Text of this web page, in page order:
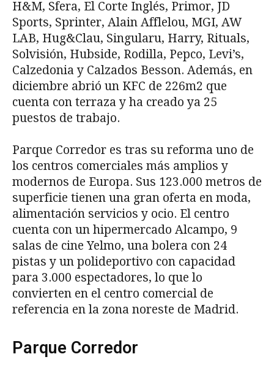
H&M, Sfera, El Corte Inglés, Primor, JD
Sports, Sprinter, Alain Afflelou, MGI, AW
LAB, Hug&Clau, Singularu, Harry, Rituals,
Solvisión, Hubside, Rodilla, Pepco, Levi’s,
Calzedonia y Calzados Besson. Además, en
diciembre abrió un KFC de 226m2 que
cuenta con terraza y ha creado ya 25
puestos de trabajo.
Parque Corredor es tras su reforma uno de
los centros comerciales más amplios y
modernos de Europa. Sus 123.000 metros de
superficie tienen una gran oferta en moda,
alimentación servicios y ocio. El centro
cuenta con un hipermercado Alcampo, 9
salas de cine Yelmo, una bolera con 24
pistas y un polideportivo con capacidad
para 3.000 espectadores, lo que lo
convierten en el centro comercial de
referencia en la zona noreste de Madrid.
Parque Corredor